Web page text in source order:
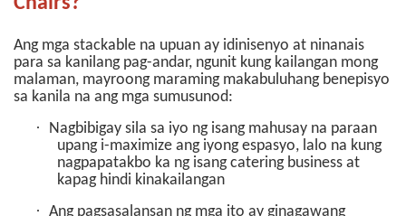
Ang mga stackable na upuan ay idinisenyo at ninanais
para sa kanilang pag-andar, ngunit kung kailangan mong
malaman, mayroong maraming makabuluhang benepisyo
sa kanila na ang mga sumusunod:
·
Nagbibigay sila sa iyo ng isang mahusay na paraan
upang i-maximize ang iyong espasyo, lalo na kung
nagpapatakbo ka ng isang catering business at
kapag hindi kinakailangan
· Ang pagsasalansan ng mga ito ay ginagawang